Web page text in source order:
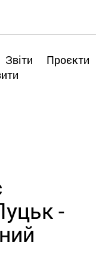
Звіти
Проєкти
-